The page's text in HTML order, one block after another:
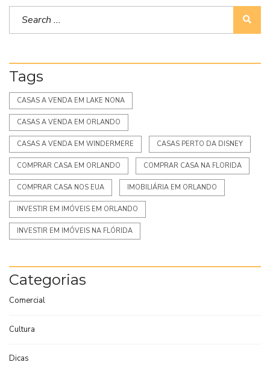
Tags
CASAS A VENDA EM LAKE NONA
CASAS A VENDA EM ORLANDO
CASAS A VENDA EM WINDERMERE CASAS PERTO DA DISNEY
COMPRAR CASA EM ORLANDO COMPRAR CASA NA FLORIDA
COMPRAR CASA NOS EUA IMOBILIÁRIA EM ORLANDO
INVESTIR EM IMÓVEIS EM ORLANDO
INVESTIR EM IMÓVEIS NA FLÓRIDA
Categorias
Comercial
Cultura
Dicas